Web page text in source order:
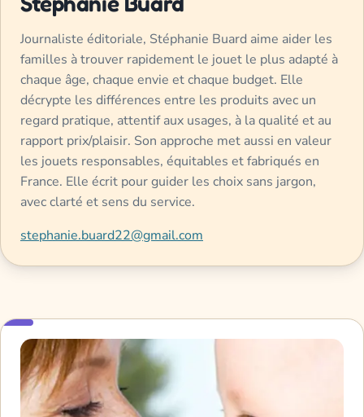
Journaliste éditoriale, Stéphanie Buard aime aider les
familles à trouver rapidement le jouet le plus adapté à
chaque âge, chaque envie et chaque budget. Elle
décrypte les différences entre les produits avec un
regard pratique, attentif aux usages, à la qualité et au
rapport prix/plaisir. Son approche met aussi en valeur
les jouets responsables, équitables et fabriqués en
France. Elle écrit pour guider les choix sans jargon,
avec clarté et sens du service.
stephanie.buard22@gmail.com